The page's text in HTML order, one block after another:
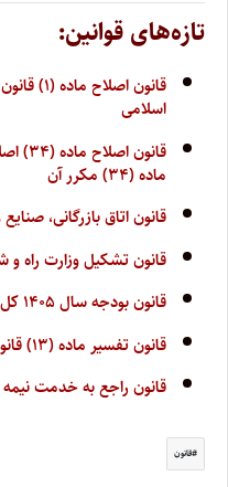
تازه‌های قوانین:
قانون
اسلامی
ماده (۳۴) مکرر آن
قانون اتاق بازرگانی،
قانون تشکیل وزارت راه و
قانون بودجه سال ۱۴۰۵ کل کشور
قانون تفسیر ماده (۱۳) قانون حمایت از آزادگان مصوب ۱۳۶۸
قانون راجع به خدمت نیمه
قانون